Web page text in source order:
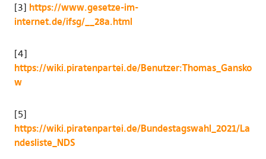
[3] https://www.gesetze-im-
internet.de/ifsg/__28a.html
[4]
https://wiki.piratenpartei.de/Benutzer:Thomas_Gansko
w
[5]
https://wiki.piratenpartei.de/Bundestagswahl_2021/La
ndesliste_NDS